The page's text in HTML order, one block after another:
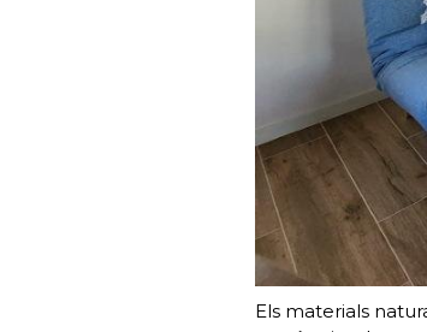
Els materials